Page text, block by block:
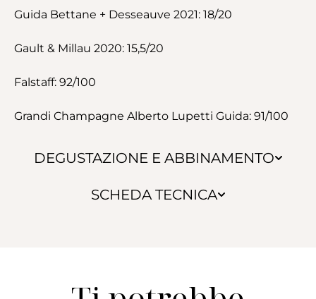
DEGUSTAZIONE E ABBINAMENTO
SCHEDA TECNICA
Guida Bettane + Desseauve 2021: 18/20
Gault & Millau 2020: 15,5/20
Falstaff: 92/100
Grandi Champagne Alberto Lupetti Guida: 91/100